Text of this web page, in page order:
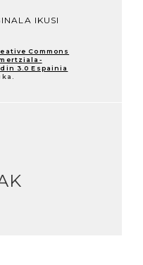
IKUSI
Commons
3.0 Espainia